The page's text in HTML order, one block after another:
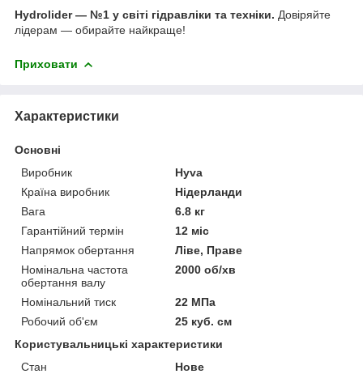
Hydrolider — №1 у світі гідравліки та техніки. Довіряйте
лідерам — обирайте найкраще!
Приховати
Характеристики
Основні
Виробник
Hyva
Країна виробник
Нідерланди
Вага
6.8 кг
Гарантійний термін
12 міс
Напрямок обертання
Ліве, Праве
Номінальна частота
обертання валу
2000 об/хв
Номінальний тиск
22 МПа
Робочий об'єм
25 куб. см
Користувальницькі характеристики
Стан
Нове